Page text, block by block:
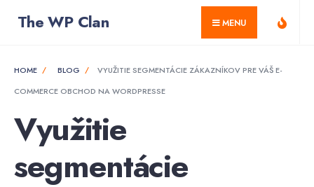
The WP Clan MENU
HOME BLOG
VYUŽITIE SEGMENTÁCIE ZÁKAZNÍKOV PRE VÁŠ E-
COMMERCE OBCHOD NA WORDPRESSE
Využitie
segmentácie